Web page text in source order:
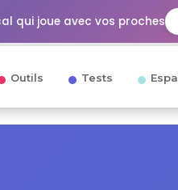
qui joue avec vos proches
Outils Tests